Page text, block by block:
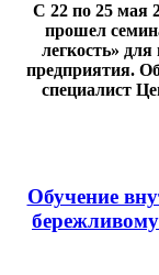
С 22 по 25 мая
прошел
легкость»
предприятия.
специалист
Обучение